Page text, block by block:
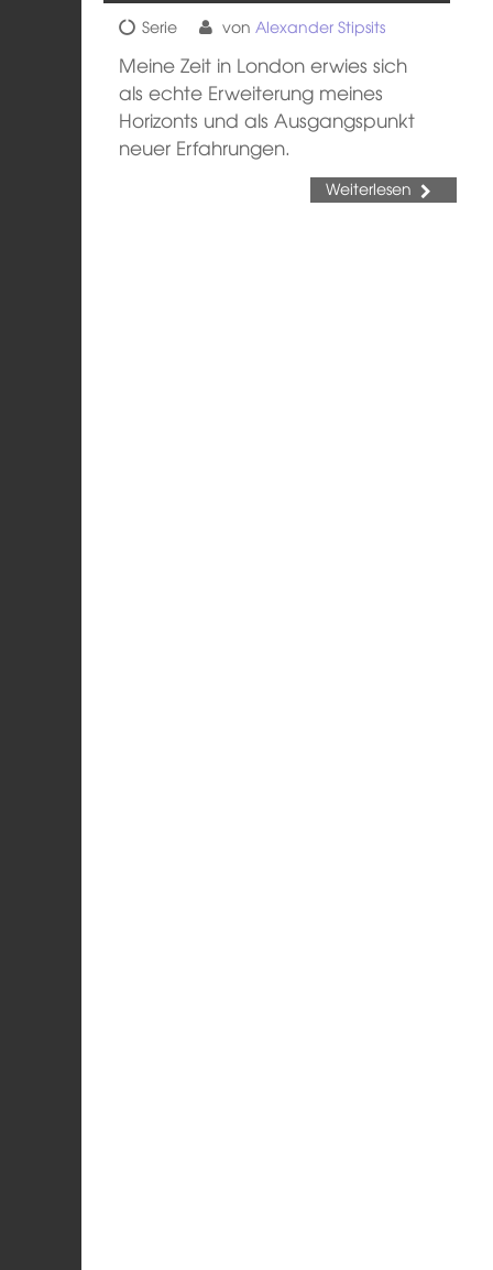
Serie vonAlexander Stipsits
Meine Zeit in London erwies sich
als echte Erweiterung meines
Horizonts und als Ausgangspunkt
neuer Erfahrungen.
Weiterlesen